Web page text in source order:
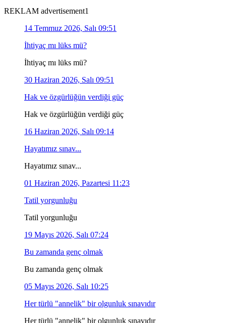
REKLAM advertisement1
14 Temmuz 2026, Salı 09:51
İhtiyaç mı lüks mü?
İhtiyaç mı lüks mü?
30 Haziran 2026, Salı 09:51
Hak ve özgürlüğün verdiği güç
Hak ve özgürlüğün verdiği güç
16 Haziran 2026, Salı 09:14
Hayatımız sınav...
Hayatımız sınav...
01 Haziran 2026, Pazartesi 11:23
Tatil yorgunluğu
Tatil yorgunluğu
19 Mayıs 2026, Salı 07:24
Bu zamanda genç olmak
Bu zamanda genç olmak
05 Mayıs 2026, Salı 10:25
Her türlü "annelik" bir olgunluk sınavıdır
Her türlü "annelik" bir olgunluk sınavıdır